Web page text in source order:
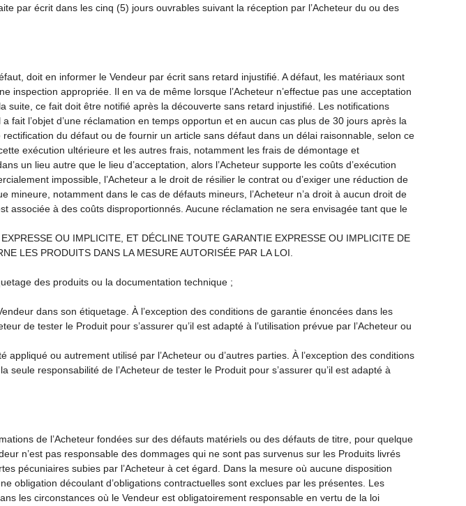
par écrit dans les cinq (5) jours ouvrables suivant la réception par l’Acheteur du ou des
doit en informer le Vendeur par écrit sans retard injustifié. A défaut, les matériaux sont
inspection appropriée. Il en va de même lorsque l’Acheteur n’effectue pas une acceptation
ce fait doit être notifié après la découverte sans retard injustifié. Les notifications
l’objet d’une réclamation en temps opportun et en aucun cas plus de 30 jours après la
du défaut ou de fournir un article sans défaut dans un délai raisonnable, selon ce
exécution ultérieure et les autres frais, notamment les frais de démontage et
un lieu autre que le lieu d’acceptation, alors l’Acheteur supporte les coûts d’exécution
impossible, l’Acheteur a le droit de résilier le contrat ou d’exiger une réduction de
mineure, notamment dans le cas de défauts mineurs, l’Acheteur n’a droit à aucun droit de
associée à des coûts disproportionnés. Aucune réclamation ne sera envisagée tant que le
OU IMPLICITE, ET DÉCLINE TOUTE GARANTIE EXPRESSE OU IMPLICITE DE
LES PRODUITS DANS LA MESURE AUTORISÉE PAR LA LOI.
des produits ou la documentation technique ;
dans son étiquetage. À l’exception des conditions de garantie énoncées dans les
de tester le Produit pour s’assurer qu’il est adapté à l’utilisation prévue par l’Acheteur ou
ou autrement utilisé par l’Acheteur ou d’autres parties. À l’exception des conditions
responsabilité de l’Acheteur de tester le Produit pour s’assurer qu’il est adapté à
de l’Acheteur fondées sur des défauts matériels ou des défauts de titre, pour quelque
n’est pas responsable des dommages qui ne sont pas survenus sur les Produits livrés
pécuniaires subies par l’Acheteur à cet égard. Dans la mesure où aucune disposition
obligation découlant d’obligations contractuelles sont exclues par les présentes. Les
les circonstances où le Vendeur est obligatoirement responsable en vertu de la loi